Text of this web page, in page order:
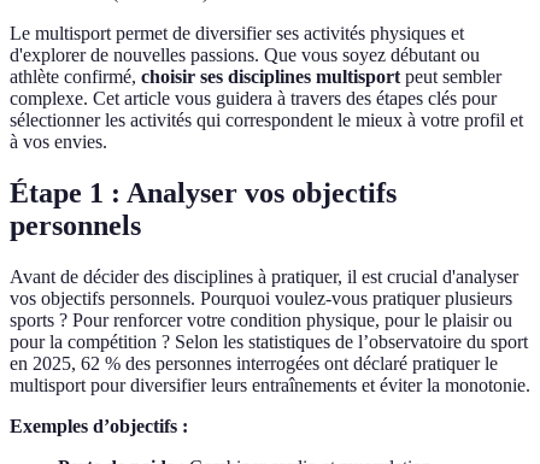
Le multisport permet de diversifier ses activités physiques et
d'explorer de nouvelles passions. Que vous soyez débutant ou
athlète confirmé, choisir ses disciplines multisportpeut sembler
complexe. Cet article vous guidera à travers des étapes clés pour
sélectionner les activités qui correspondent le mieux à votre profil et
à vos envies.
Étape 1 : Analyser vos objectifs
personnels
Avant de décider des disciplines à pratiquer, il est crucial d'analyser
vos objectifs personnels. Pourquoi voulez-vous pratiquer plusieurs
sports ? Pour renforcer votre condition physique, pour le plaisir ou
pour la compétition ? Selon les statistiques de l’observatoire du sport
en 2025, 62 % des personnes interrogées ont déclaré pratiquer le
multisport pour diversifier leurs entraînements et éviter la monotonie.
Exemples d’objectifs :